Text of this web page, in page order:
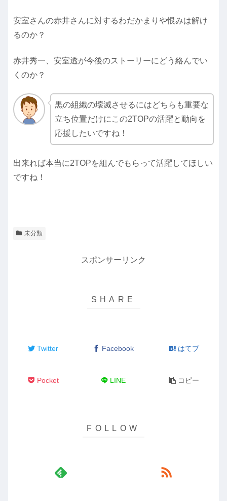
安室さんの赤井さんに対するわだかまりや恨みは解け
るのか？
赤井秀一、安室透が今後のストーリーにどう絡んでい
くのか？
黒の組織の壊滅させるにはどちらも重要な
立ち位置だけにこの2TOPの活躍と動向を
応援したいですね！
出来れば本当に2TOPを組んでもらって活躍してほしい
ですね！
未分類
スポンサーリンク
Twitter Facebook はてブ
Pocket LINE コピー